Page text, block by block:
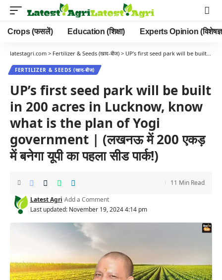
Crops (फसलें) Education (शिक्षा) Experts Opinion (विशेषज्ञ
latestagri.com > Fertilizer & Seeds (खाद-बीज) > UP’s first seed park will be built in 200 acres in Lucknow, know what is the plan of Yogi government | (लखनऊ में 200 एकड़ में बनेगा यूपी का पहला सीड पार्क!)
FERTILIZER & SEEDS (खाद-बीज)
UP’s first seed park will be built
in 200 acres in Lucknow, know
what is the plan of Yogi
government | (लखनऊ में 200 एकड़
में बनेगा यूपी का पहला सीड पार्क!)
Last updated: November 19, 2024 4:14 pm
Latest Agri Add a Comment
11 Min Read